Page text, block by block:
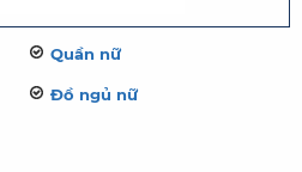
Quần nữ
Đồ ngủ nữ